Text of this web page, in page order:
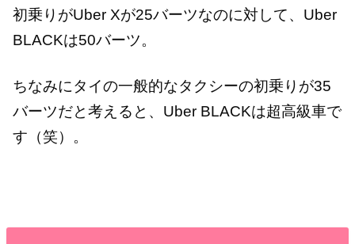
初乗りがUber Xが25バーツなのに対して、Uber
BLACKは50バーツ。
ちなみにタイの一般的なタクシーの初乗りが35
バーツだと考えると、Uber BLACKは超高級車で
す（笑）。